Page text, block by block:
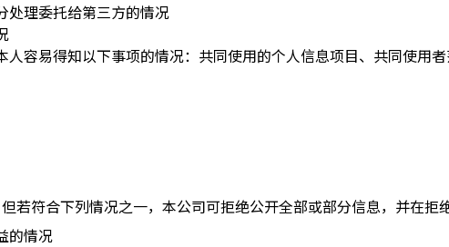
处理委托给第三方的情况
容易得知以下事项的情况：共同使用的个人信息项目、共同使用
若符合下列情况之一，本公司可拒绝公开全部或部分信息，并在拒
的情况